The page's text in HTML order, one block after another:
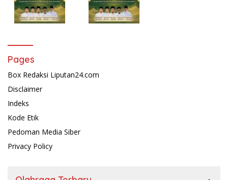
Pages
Box Redaksi Liputan24.com
Disclaimer
Indeks
Kode Etik
Pedoman Media Siber
Privacy Policy